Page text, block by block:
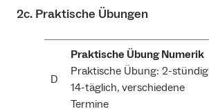
2c. Praktische Übungen
D
Praktische Übung Numerik
Praktische Übung: 2-stündig
14-täglich, verschiedene
Termine